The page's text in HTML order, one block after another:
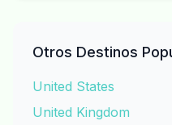
Otros Destinos
United States
United Kingdom